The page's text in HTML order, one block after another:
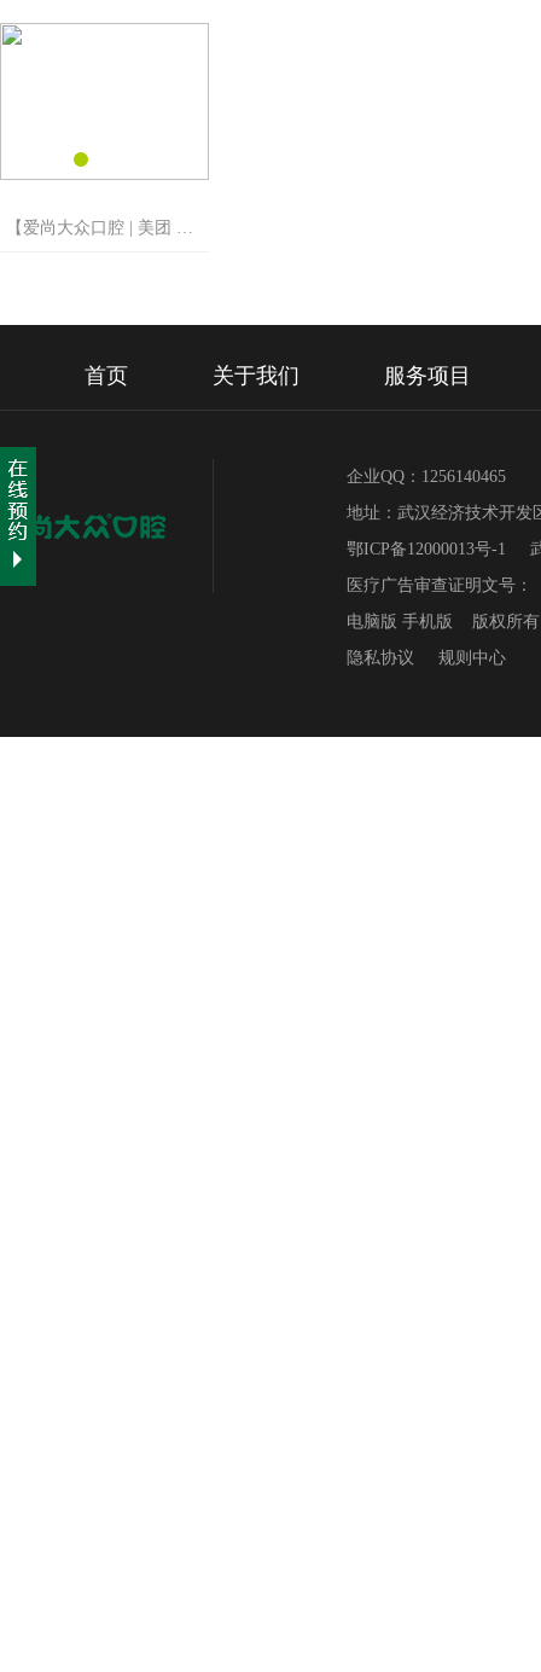
【爱尚大众口腔 | 美团 一
首页 关于我们 服务项目
企业QQ：1256140465
地址：武汉经济技术开发
鄂ICP备12000013号-1
医疗广告审查证明文号：
电脑版 手机版
版权所
隐私协议
规则中心